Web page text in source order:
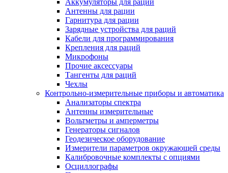
Аккумуляторы для раций
Антенны для рации
Гарнитура для рации
Зарядные устройства для раций
Кабели для программирования
Крепления для раций
Микрофоны
Прочие аксессуары
Тангенты для раций
Чехлы
Контрольно-измерительные приборы и автоматика
Анализаторы спектра
Антенны измерительные
Вольтметры и амперметры
Генераторы сигналов
Геодезическое оборудование
Измерители параметров окружающей среды
Калибровочные комплекты с опциями
Осциллографы